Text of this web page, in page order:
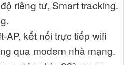
riêng tư, Smart tracking.
AP, kết nối trực tiếp wifi
qua modem nhà mạng.